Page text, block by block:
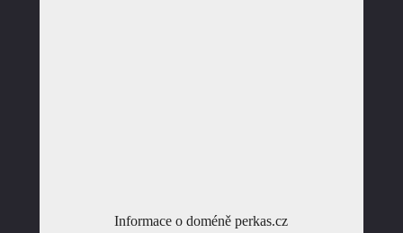
Informace o doméně perkas.cz